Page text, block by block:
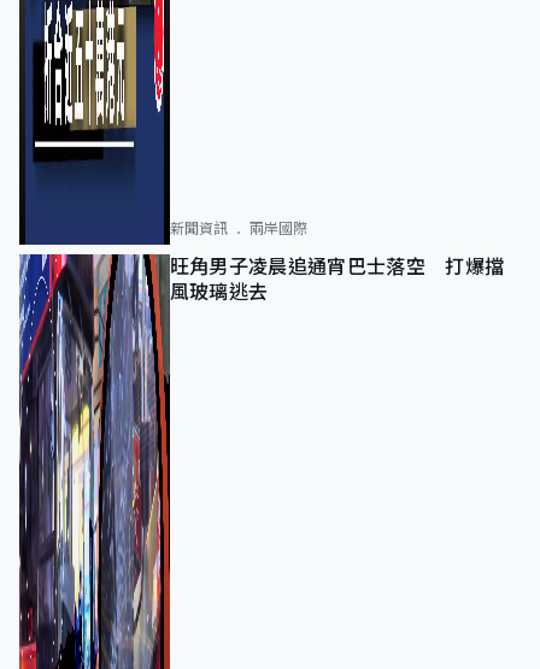
新聞資訊 兩岸國際
旺角男子凌晨追通宵巴士落空 打爆擋
風玻璃逃去